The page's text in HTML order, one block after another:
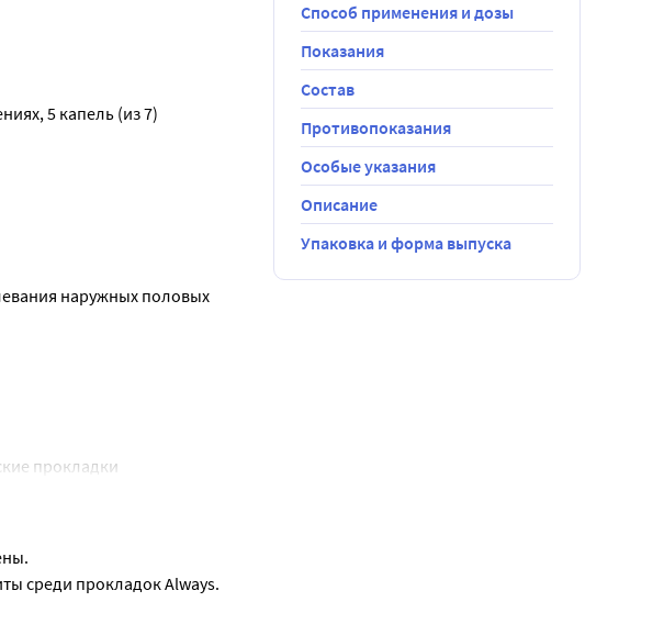
5 капель (из 7)
наружных половых
прокладки
среди прокладок Always.
Способ применения и дозы
Показания
Состав
Противопоказания
Особые указания
Описание
Упаковка и форма выпуска